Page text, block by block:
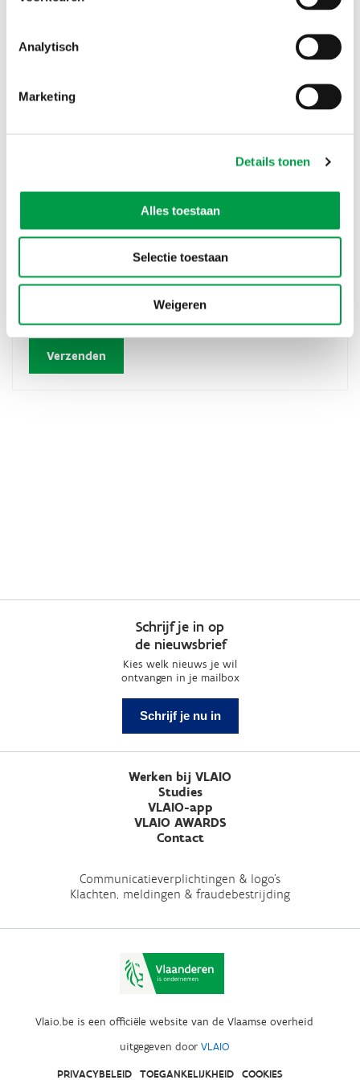
Analytisch
Marketing
Details tonen
Alles toestaan
Selectie toestaan
Weigeren
Hier voegt men een multiple op basis van een financieel kengetal (
netto actief. Deze methode wordt vooral gebruikt voor de
waardering van het handelsfonds bij vrije beroepen of bepaalde
de beschikbare literatuur. Hou vooral voor ogen dat de waardering
zaken, ervaring en inzicht in de bekomen waarderingen zijn van
groot belang om tot een realistische waarde te komen als basis
Heeft deze informatie je geholpen?
Schrijf je in op
de nieuwsbrief
Kies welk nieuws je wil
ontvangen in je mailbox
Schrijf je nu in
Werken bij VLAIO
Studies
VLAIO-app
VLAIO AWARDS
Contact
Communicatieverplichtingen & logo's
Klachten, meldingen & fraudebestrijding
Vlaio.be is een officiële website van de Vlaamse overheid
uitgegeven door VLAIO
PRIVACYBELEID TOEGANKELIJKHEID COOKIES